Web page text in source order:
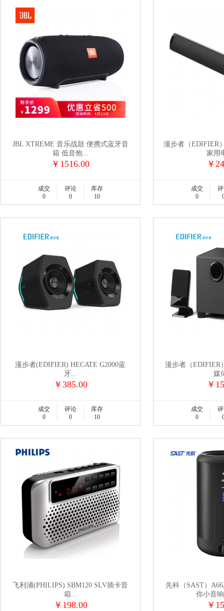
JBL XTREME 音乐战鼓 便携式蓝牙音
箱 低音炮...
￥1516.00
成交
0
评论
0
库存
10
漫步者（EDIFIER
家用
￥
成交
0
漫步者(EDIFIER) HECATE G2000蓝
牙...
￥385.00
成交
0
评论
0
库存
10
漫步者（EDIFIER
媒
￥
成交
0
飞利浦(PHILIPS) SBM120 SLV插卡音
箱...
￥198.00
先科（SAST）
你小音
￥